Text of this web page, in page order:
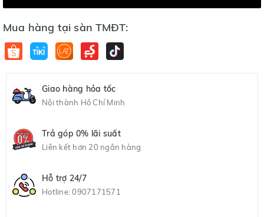
Mua hàng tại sàn TMĐT:
Giao hàng hỏa tốc
Nội thành Hồ Chí Minh
Trả góp 0% lãi suất
Liên kết hơn 20 ngân hàng
Hỗ trợ 24/7
Hotline:0907171571